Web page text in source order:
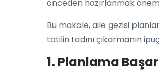
önceden hazırlanmak
Bu makale, aile gezisi
tatilin tadını çıkarmanın
1. Planlama